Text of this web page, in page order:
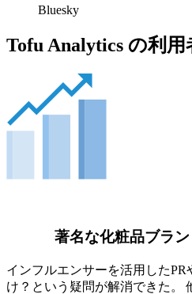
Bluesky
Tofu Analytics の利用
著名な化粧品ブラン
インフルエンサーを活用した
け？という疑問が解消できた。